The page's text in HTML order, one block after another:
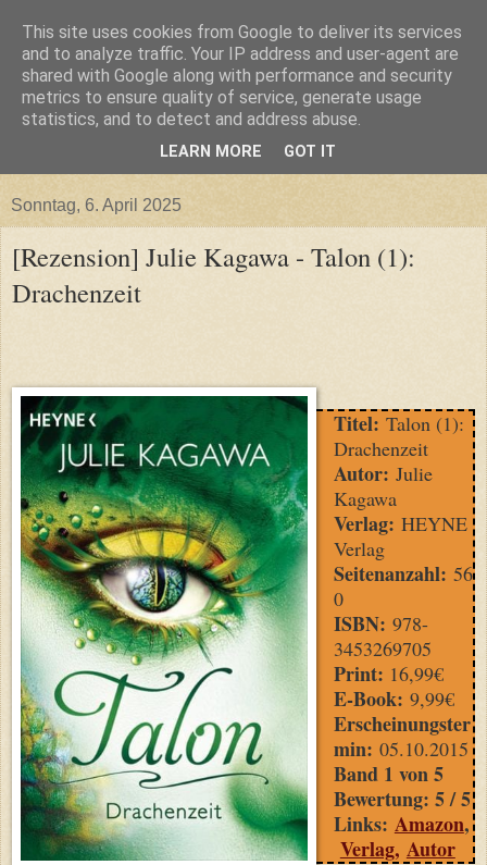
Sonntag, 6. April 2025
[Rezension] Julie Kagawa - Talon (1):
Drachenzeit
Titel: Talon (1):
Drachenzeit
Autor: Julie
Kagawa
Verlag: HEYNE
Verlag
Seitenanzahl: 56
0
ISBN: 978-
3453269705
Print: 16,99€
E-Book: 9,99€
Erscheinungster
min: 05.10.2015
Band 1 von 5
Bewertung: 5 / 5
Links: Amazon,
Verlag, Autor
This site uses cookies from Google to deliver its services
and to analyze traffic. Your IP address and user-agent are
shared with Google along with performance and security
metrics to ensure quality of service, generate usage
statistics, and to detect and address abuse.
LEARN MORE GOT IT